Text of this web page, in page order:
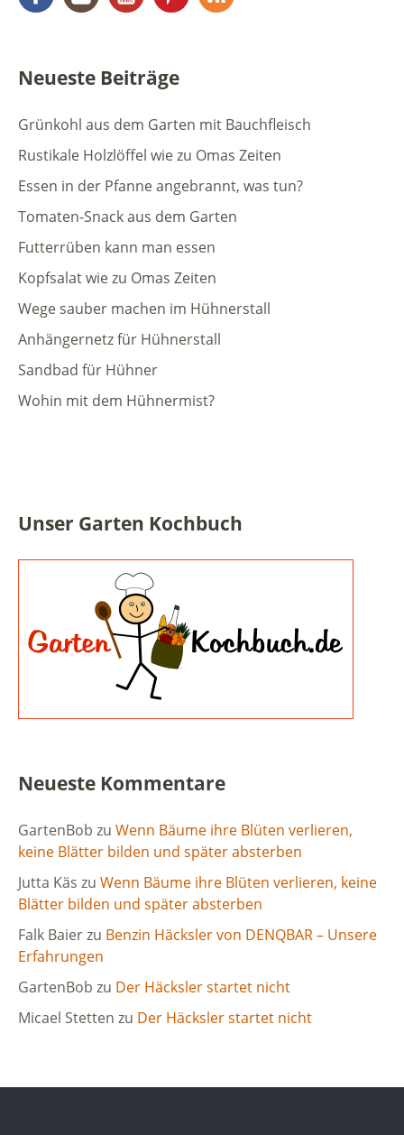
Neueste Beiträge
Grünkohl aus dem Garten mit Bauchfleisch
Rustikale Holzlöffel wie zu Omas Zeiten
Essen in der Pfanne angebrannt, was tun?
Tomaten-Snack aus dem Garten
Futterrüben kann man essen
Kopfsalat wie zu Omas Zeiten
Wege sauber machen im Hühnerstall
Anhängernetz für Hühnerstall
Sandbad für Hühner
Wohin mit dem Hühnermist?
Unser Garten Kochbuch
Neueste Kommentare
GartenBob zu Wenn Bäume ihre Blüten verlieren,
keine Blätter bilden und später absterben
Jutta Käs zu Wenn Bäume ihre Blüten verlieren, keine
Blätter bilden und später absterben
Falk Baierzu Benzin Häcksler von DENQBAR – Unsere
Erfahrungen
GartenBob zu Der Häcksler startet nicht
Micael Stetten zu Der Häcksler startet nicht